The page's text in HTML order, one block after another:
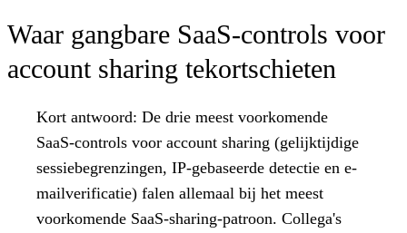
Waar gangbare SaaS-controls voor
account sharing tekortschieten
Kort antwoord: De drie meest voorkomende
SaaS-controls voor account sharing (gelijktijdige
sessiebegrenzingen, IP-gebaseerde detectie en e-
mailverificatie) falen allemaal bij het meest
voorkomende SaaS-sharing-patroon. Collega's